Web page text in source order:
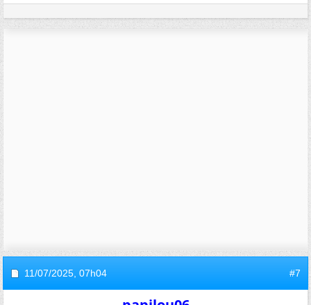
11/07/2025, 07h04 #7